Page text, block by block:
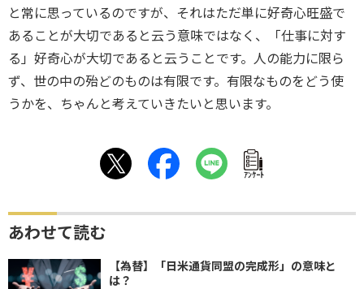
と常に思っているのですが、それはただ単に好奇心旺盛で
あることが大切であると云う意味ではなく、「仕事に対す
る」好奇心が大切であると云うことです。人の能力に限ら
ず、世の中の殆どのものは有限です。有限なものをどう使
うかを、ちゃんと考えていきたいと思います。
ｱﾝｹｰﾄ
あわせて読む
【為替】「日米通貨同盟の完成形」の意味と
は？